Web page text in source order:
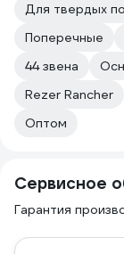
Для твердых
Поперечные
44 звена
Rezer Rancher
Оптом
Сервисное
Гарантия